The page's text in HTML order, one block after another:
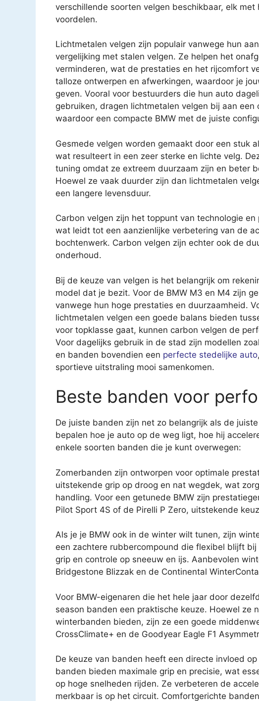
verschillende soorten velgen beschikbaar, elk met
voordelen.
Lichtmetalen velgen zijn populair vanwege hun
vergelijking met stalen velgen. Ze helpen het
verminderen, wat de prestaties en het rijcomfort
talloze ontwerpen en afwerkingen, waardoor je
geven. Vooral voor bestuurders die hun auto
gebruiken, dragen lichtmetalen velgen bij aan
waardoor een compacte BMW met de juiste
Gesmede velgen worden gemaakt door een stuk
wat resulteert in een zeer sterke en lichte velg.
tuning omdat ze extreem duurzaam zijn en beter
Hoewel ze vaak duurder zijn dan lichtmetalen
een langere levensduur.
Carbon velgen zijn het toppunt van technologie
wat leidt tot een aanzienlijke verbetering van de
bochtenwerk. Carbon velgen zijn echter ook de
onderhoud.
Bij de keuze van velgen is het belangrijk om
model dat je bezit. Voor de BMW M3 en M4 zijn
vanwege hun hoge prestaties en duurzaamheid.
lichtmetalen velgen een goede balans bieden
voor topklasse gaat, kunnen carbon velgen de
Voor dagelijks gebruik in de stad zijn modellen
en banden bovendien een perfecte stedelijke auto
sportieve uitstraling mooi samenkomen.
Beste banden voor
De juiste banden zijn net zo belangrijk als de
bepalen hoe je auto op de weg ligt, hoe hij
enkele soorten banden die je kunt overwegen:
Zomerbanden zijn ontworpen voor optimale
uitstekende grip op droog en nat wegdek, wat
handling. Voor een getunede BMW zijn
Pilot Sport 4S of de Pirelli P Zero, uitstekende
Als je je BMW ook in de winter wilt tunen, zijn
een zachtere rubbercompound die flexibel blijft
grip en controle op sneeuw en ijs. Aanbevolen
Bridgestone Blizzak en de Continental
Voor BMW-eigenaren die het hele jaar door
season banden een praktische keuze. Hoewel ze
winterbanden bieden, zijn ze een goede
CrossClimate+ en de Goodyear Eagle F1
De keuze van banden heeft een directe invloed
banden bieden maximale grip en precisie, wat
op hoge snelheden rijden. Ze verbeteren de
merkbaar is op het circuit. Comfortgerichte